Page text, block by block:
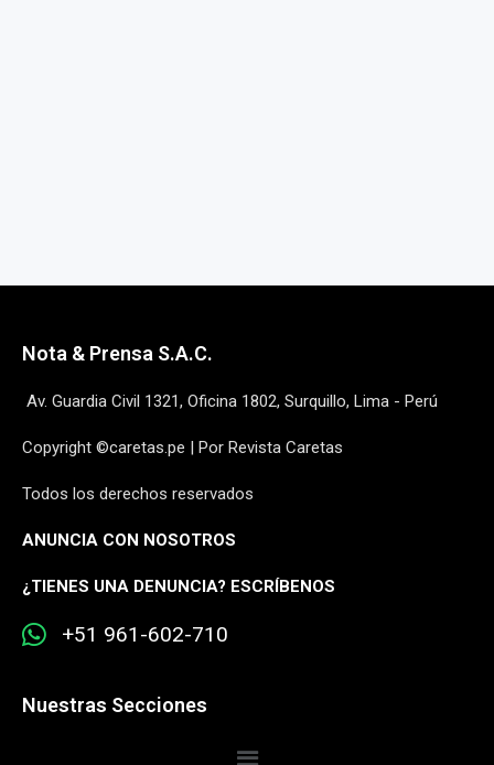
Nota & Prensa S.A.C.
Av. Guardia Civil 1321, Oficina 1802, Surquillo, Lima - Perú
Copyright ©caretas.pe | Por Revista Caretas
Todos los derechos reservados
ANUNCIA CON NOSOTROS
¿TIENES UNA DENUNCIA? ESCRÍBENOS
+51 961-602-710
Nuestras Secciones